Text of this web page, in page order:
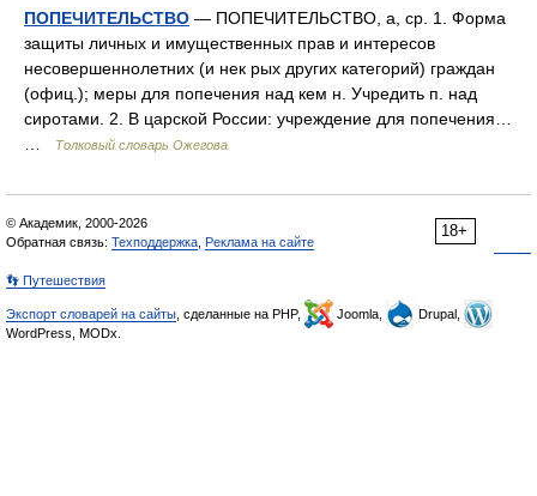
ПОПЕЧИТЕЛЬСТВО — ПОПЕЧИТЕЛЬСТВО, а, ср. 1. Форма
защиты личных и имущественных прав и интересов
несовершеннолетних (и нек рых других категорий) граждан
(офиц.); меры для попечения над кем н. Учредить п. над
сиротами. 2. В царской России: учреждение для попечения…
Толковый словарь Ожегова
18+
© Академик, 2000-2026
Обратная связь: Техподдержка Реклама на сайте
👣 Путешествия
Экспорт словарей на сайты , сделанные на PHP, Joomla,
Drupal,
WordPress, MODx.